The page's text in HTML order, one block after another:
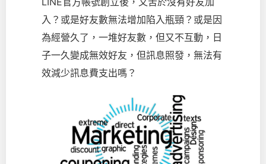
入？或是好友數無法增加陷入瓶頸？或是因
為經營久了，一堆好友數，但又不互動，日
子一久變成無效好友，但訊息照發，無法有
效減少訊息費支出嗎？